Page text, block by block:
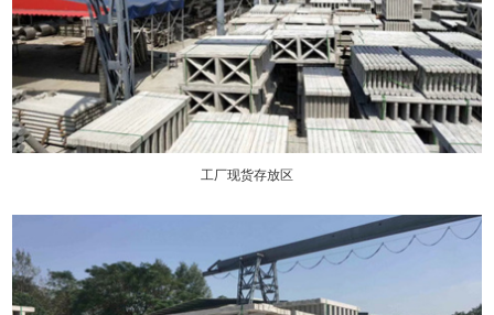
工厂现货存放区